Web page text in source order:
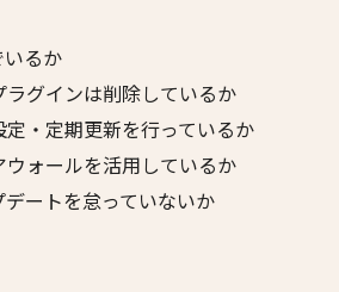
るか
グインは削除しているか
・定期更新を行っているか
ォールを活用しているか
ートを怠っていないか